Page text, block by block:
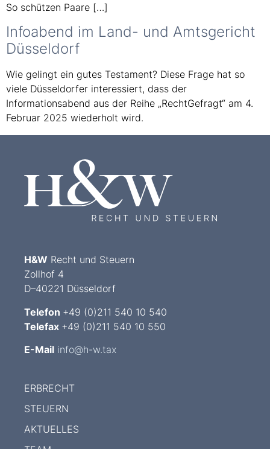
So schützen Paare […]
Infoabend im Land- und Amtsgericht
Düsseldorf
Wie gelingt ein gutes Testament? Diese Frage hat so
viele Düsseldorfer interessiert, dass der
Informationsabend aus der Reihe „RechtGefragt“ am 4.
Februar 2025 wiederholt wird.
H&W Recht und Steuern
Zollhof 4
D–40221 Düsseldorf
Telefon +49 (0)211 540 10 540
Telefax +49 (0)211 540 10 550
E-Mail info@h-w.tax
ERBRECHT
STEUERN
AKTUELLES